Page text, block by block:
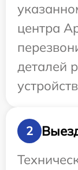
центра
деталей
2